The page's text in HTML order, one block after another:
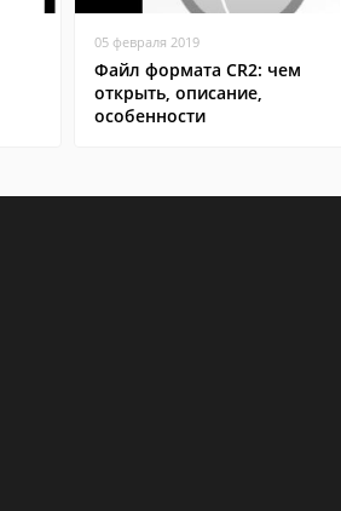
05 февраля 2019
Файл формата CR2: чем
открыть, описание,
особенности